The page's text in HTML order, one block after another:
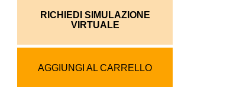
RICHIEDI SIMULAZIONE
VIRTUALE
AGGIUNGI AL CARRELLO